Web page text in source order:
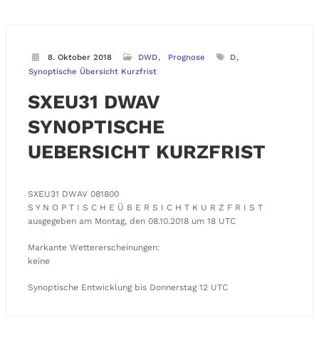
8. Oktober 2018 DWD Prognose
D
Synoptische Übersicht Kurzfrist
SXEU31 DWAV
SYNOPTISCHE
UEBERSICHT KURZFRIST
SXEU31 DWAV 081800
S Y N O P T I S C H E Ü B E R S I C H T K U R Z F R I S T
ausgegeben am Montag, den 08.10.2018 um 18 UTC
Markante Wettererscheinungen:
keine
Synoptische Entwicklung bis Donnerstag 12 UTC